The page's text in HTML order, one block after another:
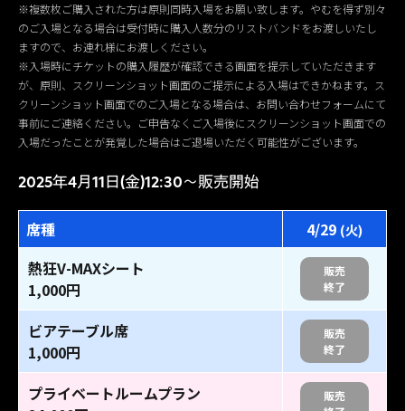
※複数枚ご購入された方は原則同時入場をお願い致します。やむを得ず別々
のご入場となる場合は受付時に購入人数分のリストバンドをお渡しいたし
ますので、お連れ様にお渡しください。
※入場時にチケットの購入履歴が確認できる画面を提示していただきます
が、原則、スクリーンショット画面のご提示による入場はできかねます。ス
クリーンショット画面でのご入場となる場合は、お問い合わせフォームにて
事前にご連絡ください。ご申告なくご入場後にスクリーンショット画面での
入場だったことが発覚した場合はご退場いただく可能性がございます。
2025年4月11日(金)12:30～販売開始
席種 4/29 (火)
熱狂V-MAXシート
1,000円
販売
終了
ビアテーブル席
1,000円
販売
終了
プライベートルームプラン
販売